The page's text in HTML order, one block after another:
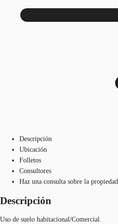
Descripción
Ubicación
Folletos
Consultores
Haz una consulta sobre la propiedad
Descripción
Uso de suelo habitacional/Comercial.